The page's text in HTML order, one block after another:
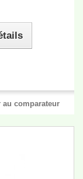
au comparateur